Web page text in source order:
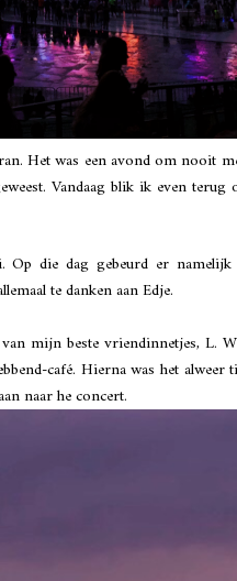
Het was een avond om nooit
Vandaag blik ik even terug
die dag gebeurd er
te danken aan Edje.
mijn beste vriendinnetjes, L.
café. Hierna was het
naar he concert.